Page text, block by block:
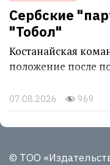
Сербские
"Тобол"
Костанайская
положение после
07.08.2026 969
© ТОО